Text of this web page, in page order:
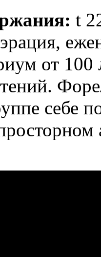
t
от
себе